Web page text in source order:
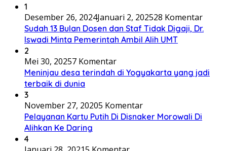
1
Desember 26, 2024Januari 2, 202528 Komentar
Sudah 13 Bulan Dosen dan Staf Tidak Digaji, Dr.
Iswadi Minta Pemerintah Ambil Alih UMT
2
Mei 30, 20257 Komentar
Meninjau desa terindah di Yogyakarta yang jadi
terbaik di dunia
3
November 27, 20205 Komentar
Pelayanan Kartu Putih Di Disnaker Morowali Di
Alihkan Ke Daring
4